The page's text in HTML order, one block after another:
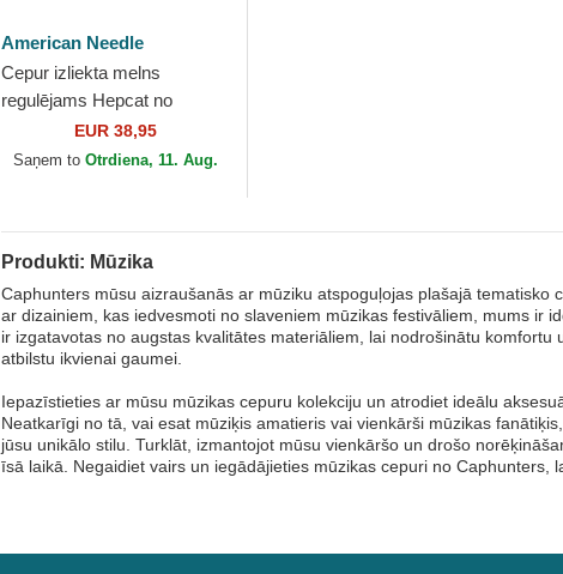
American Needle
Cepur izliekta melns
regulējams Hepcat no
Fender no American Needle
EUR 38,95
Saņem to Otrdiena, 11. Aug.
Produkti: Mūzika
Caphunters mūsu aizraušanās ar mūziku atspoguļojas plašajā
ar dizainiem, kas iedvesmoti no slaveniem mūzikas festivāliem, mums ir
ir izgatavotas no augstas kvalitātes materiāliem, lai nodrošinātu
atbilstu ikvienai gaumei.
Iepazīstieties ar mūsu mūzikas cepuru kolekciju un atrodiet ideālu
Neatkarīgi no tā, vai esat mūziķis amatieris vai vienkārši mūzikas
jūsu unikālo stilu. Turklāt, izmantojot mūsu vienkāršo un drošo
īsā laikā. Negaidiet vairs un iegādājieties mūzikas cepuri no Caphunters,